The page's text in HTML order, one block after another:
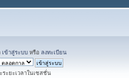
เข้าสู่ระบบ หรือ ลงทะเบียน
ะยะเวลาในเซสชั่น